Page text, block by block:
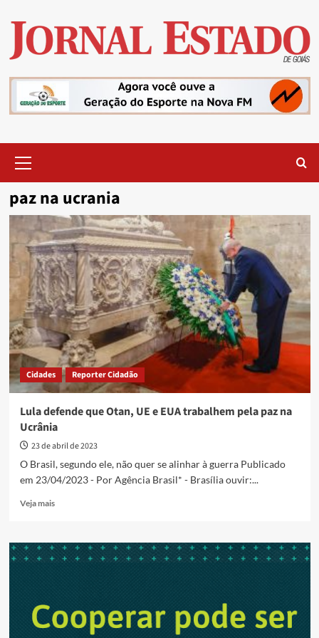
content
Menu
paz na ucrania
Cidades Reporter Cidadão
Lula defende que Otan, UE e EUA trabalhem pela paz na
Ucrânia
23 de abril de 2023
O Brasil, segundo ele, não quer se alinhar à guerra Publicado
em 23/04/2023 - Por Agência Brasil* - Brasília ouvir:...
Veja maisRead
Lula
defende
e
EUA